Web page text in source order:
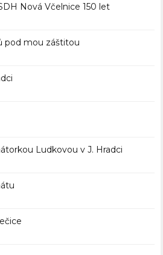
Nová Včelnice 150 let
pod mou záštitou
Ludkovou v J. Hradci